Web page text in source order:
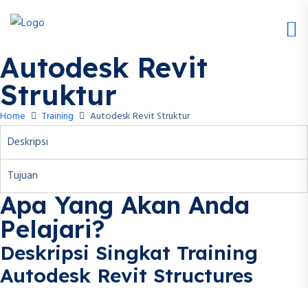
Autodesk Revit
Struktur
Home Training Autodesk Revit Struktur
Deskripsi
Tujuan
Apa Yang Akan Anda
Pelajari?
Deskripsi Singkat Training
Autodesk Revit Structures